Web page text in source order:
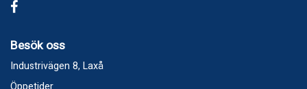
Besök oss
Industrivägen 8, Laxå